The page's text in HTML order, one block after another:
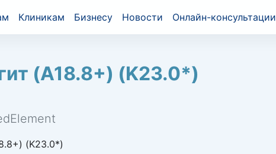
Клиникам Бизнесу Новости Онлайн-консультации
(A18.8+) (K23.0*)
(K23.0*)